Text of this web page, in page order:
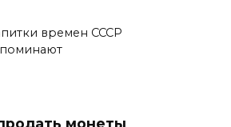
времен СССР
монеты